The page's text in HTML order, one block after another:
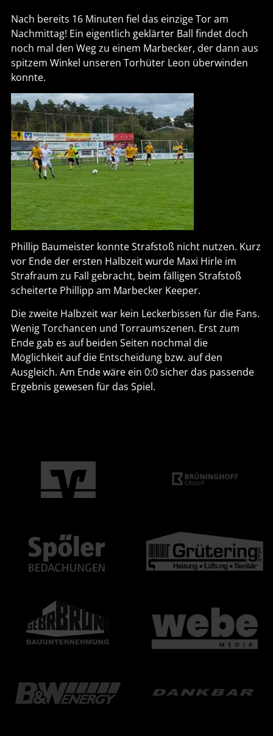
Nach bereits 16 Minuten fiel das einzige Tor am
Nachmittag! Ein eigentlich geklärter Ball findet doch
noch mal den Weg zu einem Marbecker, der dann aus
spitzem Winkel unseren Torhüter Leon überwinden
konnte.
Phillip Baumeister konnte Strafstoß nicht nutzen. Kurz
vor Ende der ersten Halbzeit wurde Maxi Hirle im
Strafraum zu Fall gebracht, beim fälligen Strafstoß
scheiterte Phillipp am Marbecker Keeper.
Die zweite Halbzeit war kein Leckerbissen für die Fans.
Wenig Torchancen und Torraumszenen. Erst zum
Ende gab es auf beiden Seiten nochmal die
Möglichkeit auf die Entscheidung bzw. auf den
Ausgleich. Am Ende wäre ein 0:0 sicher das passende
Ergebnis gewesen für das Spiel.